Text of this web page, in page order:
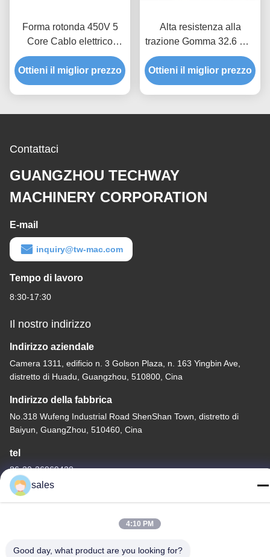
Forma rotonda 450V 5
Core Cablo elettrico
resistente alla piegatura
per ascensore di
costruzione
Ottieni il miglior prezzo
Alta resistenza alla
trazione Gomma 32.6 mm
Multi Core Cavo elettrico
Tipo tamburo Flessibile
Ottieni il miglior prezzo
Contattaci
GUANGZHOU TECHWAY
MACHINERY CORPORATION
E-mail
inquiry@tw-mac.com
Tempo di lavoro
8:30-17:30
Il nostro indirizzo
Indirizzo aziendale
Camera 1311, edificio n. 3 Golson Plaza, n. 163 Yingbin Ave,
distretto di Huadu, Guangzhou, 510800, Cina
Indirizzo della fabbrica
No.318 Wufeng Industrial Road ShenShan Town, distretto di
Baiyun, GuangZhou, 510460, Cina
tel
86-20-36969420
sales
4:10 PM
Good day, what product are you looking for?